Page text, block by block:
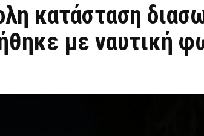
κατάσταση
με ναυτική